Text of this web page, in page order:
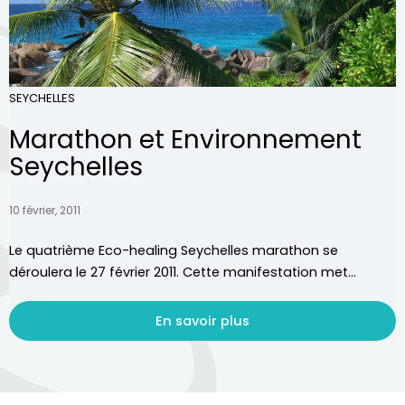
SEYCHELLES
Marathon et Environnement
Seychelles
10 février, 2011
Le quatrième Eco-healing Seychelles marathon se
déroulera le 27 février 2011. Cette manifestation met...
En savoir plus